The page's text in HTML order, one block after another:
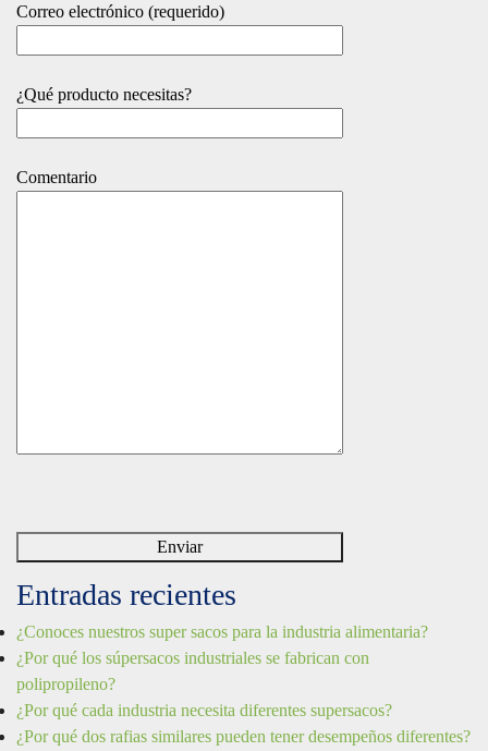
Correo electrónico (requerido)
¿Qué producto necesitas?
Comentario
Entradas recientes
¿Conoces nuestros super sacos para la industria alimentaria?
¿Por qué los súpersacos industriales se fabrican con
polipropileno?
¿Por qué cada industria necesita diferentes supersacos?
¿Por qué dos rafias similares pueden tener desempeños diferentes?